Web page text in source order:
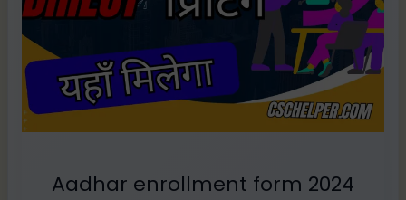
Aadhar enrollment form 2024